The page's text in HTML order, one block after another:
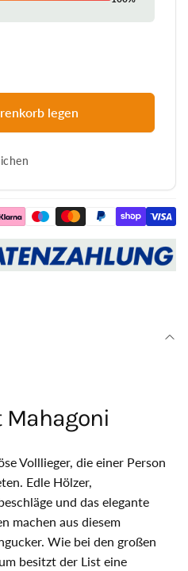
legen
Volllieger, die einer Person
Edle Hölzer,
und das elegante
machen aus diesem
Wie bei den großen
besitzt der List eine